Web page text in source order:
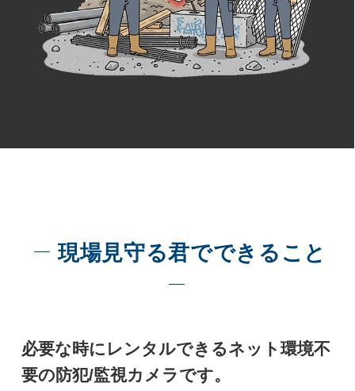
現場見守る君でできること
必要な時にレンタルできるネット環境不
要の防犯/監視カメラです。